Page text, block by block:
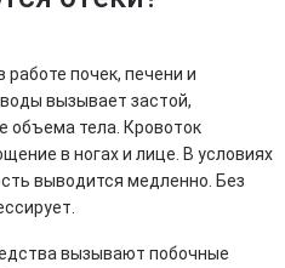
почек, печени и
вызывает застой,
объема тела. Кровоток
в ногах и лице. В условиях
выводится медленно. Без
вызывают побочные